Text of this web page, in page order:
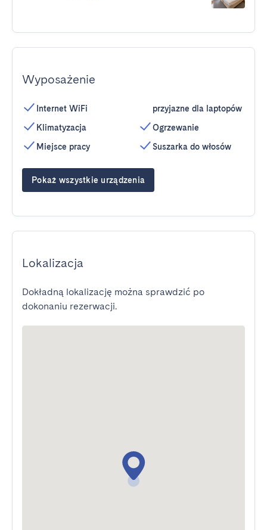
Wyposażenie
Internet WiFi
Klimatyzacja
Miejsce pracy
przyjazne dla laptopów
Ogrzewanie
Suszarka do włosów
Pokaż wszystkie urządzenia
Lokalizacja
Dokładną lokalizację można sprawdzić po
dokonaniu rezerwacji.